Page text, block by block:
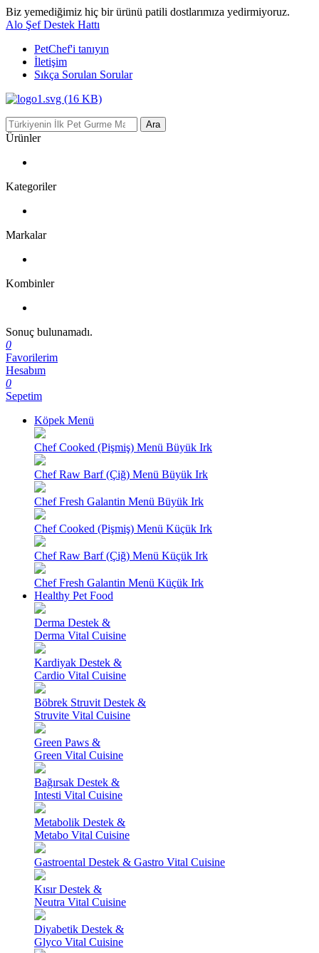
Biz yemediğimiz hiç bir ürünü patili dostlarımıza yedirmiyoruz.
Alo Şef Destek Hattı
PetChef'i tanıyın
İletişim
Sıkça Sorulan Sorular
Ara
Ürünler
Kategoriler
Markalar
Kombinler
Sonuç bulunamadı.
0
Favorilerim
Hesabım
0
Sepetim
Köpek Menü
Chef Cooked (Pişmiş) Menü Büyük Irk
Chef Raw Barf (Çiğ) Menü Büyük Irk
Chef Fresh Galantin Menü Büyük Irk
Chef Cooked (Pişmiş) Menü Küçük Irk
Chef Raw Barf (Çiğ) Menü Küçük Irk
Chef Fresh Galantin Menü Küçük Irk
Healthy Pet Food
Derma Destek &
Derma Vital Cuisine
Kardiyak Destek &
Cardio Vital Cuisine
Böbrek Struvit Destek &
Struvite Vital Cuisine
Green Paws &
Green Vital Cuisine
Bağırsak Destek &
Intesti Vital Cuisine
Metabolik Destek &
Metabo Vital Cuisine
Gastroental Destek & Gastro Vital Cuisine
Kısır Destek &
Neutra Vital Cuisine
Diyabetik Destek &
Glyco Vital Cuisine